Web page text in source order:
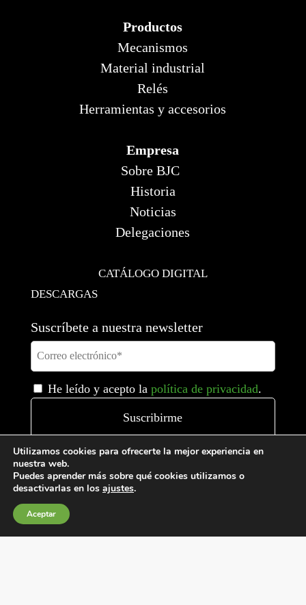
Productos
Mecanismos
Material industrial
Relés
Herramientas y accesorios
Empresa
Sobre BJC
Historia
Noticias
Delegaciones
CATÁLOGO DIGITAL
DESCARGAS
Suscríbete a nuestra newsletter
He leído y acepto la política de privacidad.
Utilizamos cookies para ofrecerte la mejor experiencia en
nuestra web.
Puedes aprender más sobre qué cookies utilizamos o
desactivarlas en los ajustes.
Aceptar